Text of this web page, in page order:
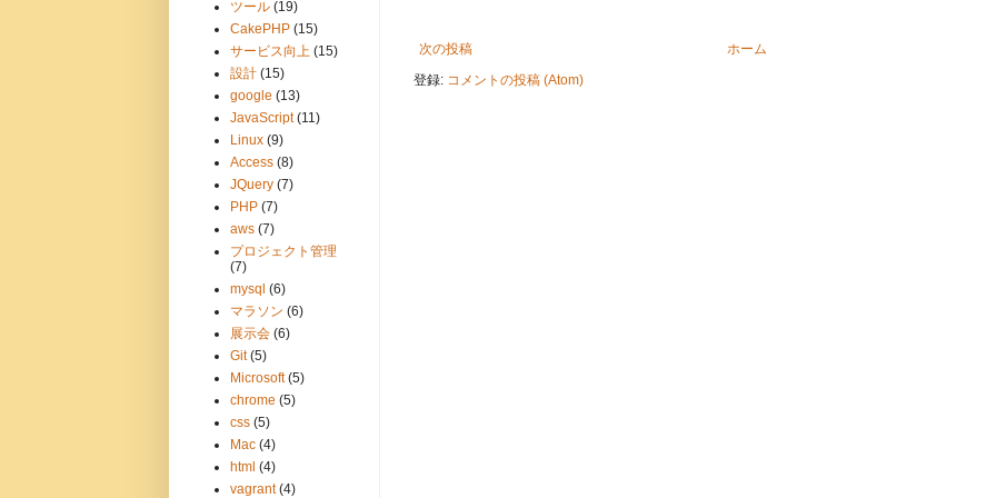
次の投稿
ホーム
登録: コメントの投稿 (Atom)
ツール (19)
CakePHP (15)
サービス向上 (15)
設計 (15)
google (13)
JavaScript (11)
Linux (9)
Access (8)
JQuery (7)
PHP (7)
aws (7)
プロジェクト管理
(7)
mysql (6)
マラソン (6)
展示会 (6)
Git (5)
Microsoft (5)
chrome (5)
css (5)
Mac (4)
html (4)
vagrant (4)